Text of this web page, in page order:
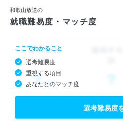
和歌山放送の
就職難易度・マッチ度
ここでわかること
選考難易度
重視する項目
あなたとのマッチ度
選考難易度